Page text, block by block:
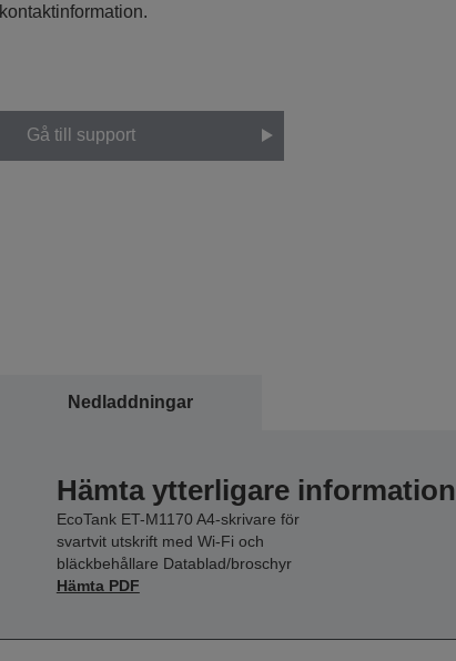
kontaktinformation.
Gå till support
Nedladdningar
Hämta ytterligare information
EcoTank ET-M1170 A4-skrivare för
svartvit utskrift med Wi-Fi och
bläckbehållare Datablad/broschyr
Hämta PDF